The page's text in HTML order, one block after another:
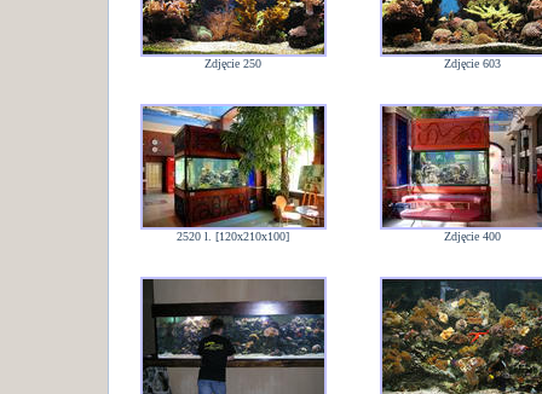
Zdjęcie 250 Zdjęcie 603
2520 l. [120x210x100] Zdjęcie 400